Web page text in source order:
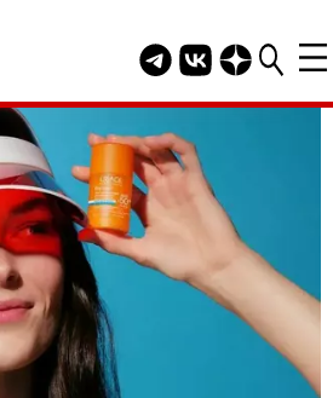
Telegram канал
Группа HELLO
Канал